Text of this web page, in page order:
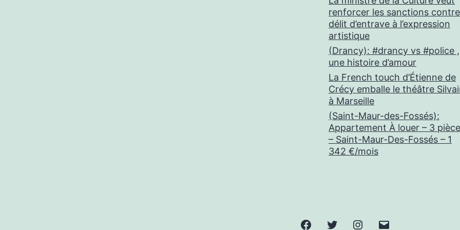
renforcer les sanctions
délit d’entrave à l’expression
artistique
(Drancy): #drancy vs #police ,
une histoire d’amour
La French touch d’Étienne de
Crécy emballe le théâtre
à Marseille
(Saint-Maur-des-Fossés):
Appartement À louer – 3
– Saint-Maur-Des-Fossés – 1
342 €/mois
FacebookTwitter Instagram